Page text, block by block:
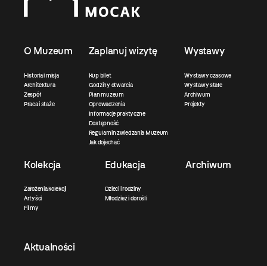
O Muzeum
Historia i misja
Architektura
Zespół
Praca i staże
Zaplanuj wizytę
Kup bilet
Godziny otwarcia
Plan muzeum
Oprowadzenia
Informacje praktyczne
Dostępność
Regulamin zwiedzania Muzeum
Jak dojechać
Wystawy
Wystawy czasowe
Wystawy stałe
Archiwum
Projekty
Kolekcja
Założenia kolekcji
Artyści
Filmy
Edukacja
Dzieci i rodziny
Młodzież i dorośli
Archiwum
Aktualności